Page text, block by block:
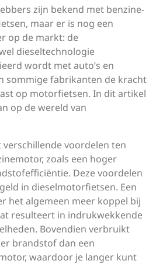
zijn bekend met benzine-
maar er is nog een
op de markt: de
dieseltechnologie
wordt met auto’s en
sommige fabrikanten de kracht
op motorfietsen. In dit artikel
op de wereld van
voordelen ten
zoals een hoger
Deze voordelen
in dieselmotorfietsen. Een
het algemeen meer koppel bij
resulteert in indrukwekkende
Bovendien verbruikt
brandstof dan een
waardoor je langer kunt